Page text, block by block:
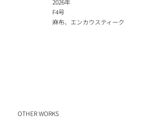
2026年
F4号
麻布、エンカウスティーク
OTHER WORKS